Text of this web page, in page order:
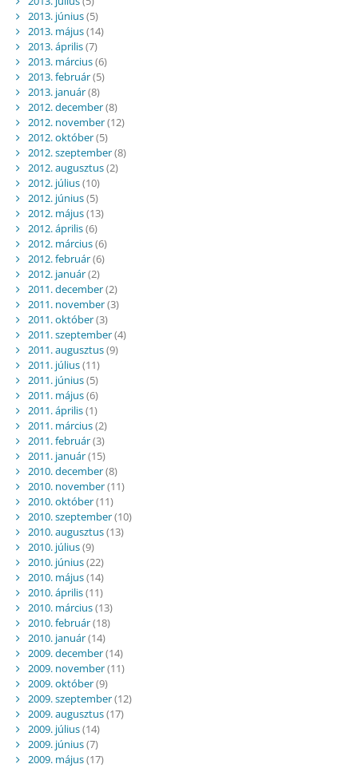
2013. június(5)
2013. május(14)
2013. április(7)
2013. március(6)
2013. február(5)
2013. január(8)
2012. december(8)
2012. november(12)
2012. október(5)
2012. szeptember(8)
2012. augusztus(2)
2012. július(10)
2012. június(5)
2012. május(13)
2012. április(6)
2012. március(6)
2012. február(6)
2012. január(2)
2011. december(2)
2011. november(3)
2011. október(3)
2011. szeptember(4)
2011. augusztus(9)
2011. július(11)
2011. június(5)
2011. május(6)
2011. április(1)
2011. március(2)
2011. február(3)
2011. január(15)
2010. december(8)
2010. november(11)
2010. október(11)
2010. szeptember(10)
2010. augusztus(13)
2010. július(9)
2010. június(22)
2010. május(14)
2010. április(11)
2010. március(13)
2010. február(18)
2010. január(14)
2009. december(14)
2009. november(11)
2009. október(9)
2009. szeptember(12)
2009. augusztus(17)
2009. július(14)
2009. június(7)
2009. május(17)